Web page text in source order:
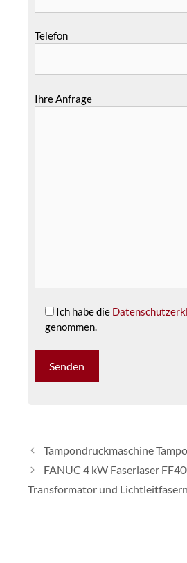
Telefon
Ihre Anfrage
Ich habe die
genommen.
Tampondruckmaschine
FANUC 4 kW Faserlaser
Transformator und Lichtleitfasern